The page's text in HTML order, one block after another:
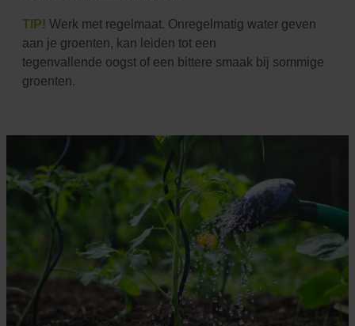
TIP! Werk met regelmaat. Onregelmatig water geven
aan je groenten, kan leiden tot een
tegenvallende oogst of een bittere smaak bij sommige
groenten.